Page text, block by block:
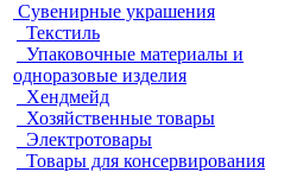
Сувенирные украшения
Текстиль
Упаковочные материалы и
одноразовые изделия
Хендмейд
Хозяйственные товары
Электротовары
Товары для консервирования